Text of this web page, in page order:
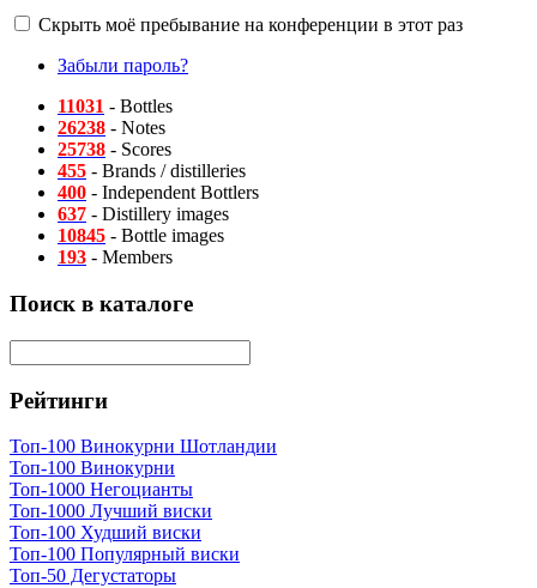
Скрыть моё пребывание на конференции в этот раз
Забыли пароль?
11031 - Bottles
26238 - Notes
25738 - Scores
455 - Brands / distilleries
400 - Independent Bottlers
637 - Distillery images
10845 - Bottle images
193 - Members
Поиск в каталоге
Рейтинги
Топ-100 Винокурни Шотландии
Топ-100 Винокурни
Топ-1000 Негоцианты
Топ-1000 Лучший виски
Топ-100 Худший виски
Топ-100 Популярный виски
Топ-50 Дегустаторы